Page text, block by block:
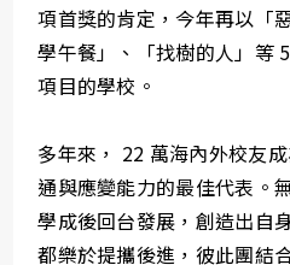
項首獎的肯定，今年再以「
學午餐」、「找樹的人」等
項目的學校。
多年來， 22 萬海內外校友
通與應變能力的最佳代表。
學成後回台發展，創造出自
都樂於提攜後進，彼此團結